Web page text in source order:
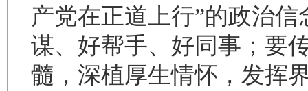
产党在正道上行”的政治
谋、好帮手、好同事；要
髓，深植厚生情怀，发挥